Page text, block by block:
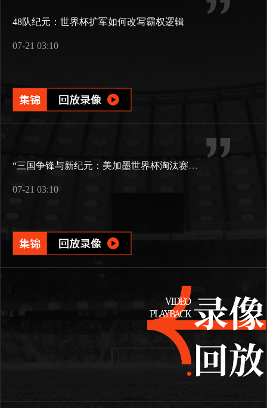
48队纪元：世界杯扩军如何改写霸权逻辑
07-21 03:10
“三国争锋与新纪元：美加墨世界杯淘汰赛版图重构”
07-21 03:10